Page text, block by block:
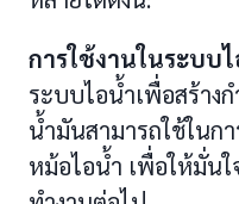
การใช้งานในระบบไ
ระบบไอน้ำเพื่อสร้าง
น้ำมันสามารถใช้ในก
หม้อไอน้ำ เพื่อให้มั่น